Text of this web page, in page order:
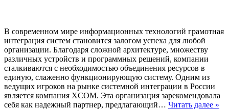
В современном мире информационных технологий грамотная
интеграция систем становится залогом успеха для любой
организации. Благодаря сложной архитектуре, множеству
различных устройств и программных решений, компании
сталкиваются с необходимостью объединения ресурсов в
единую, слаженно функционирующую систему. Одним из
ведущих игроков на рынке системной интеграции в России
является компания XCOM. Эта организация зарекомендовала
себя как надежный партнер, предлагающий… Читать далее »